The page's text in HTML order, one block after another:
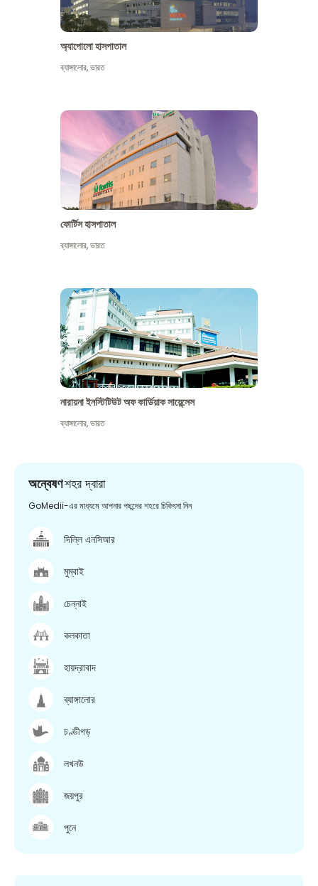
অ্যাপোলো হাসপাতাল
ব্যাঙ্গালোর,ভারত
ফোর্টিস হাসপাতাল
ব্যাঙ্গালোর,ভারত
নারায়না ইনস্টিটিউট অফ কার্ডিয়াক সায়েন্সেস
ব্যাঙ্গালোর,ভারত
অন্বেষণশহর দ্বারা
GoMedii-এর মাধ্যমে আপনার পছন্দের শহরে চিকিৎসা নিন
দিল্লি এনসিআর
মুম্বাই
চেন্নাই
কলকাতা
হায়দ্রাবাদ
ব্যাঙ্গালোর
চণ্ডীগড়
লখনউ
জয়পুর
পুনে